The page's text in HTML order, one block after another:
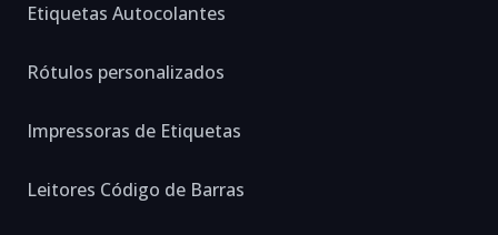
Etiquetas Autocolantes
Rótulos personalizados
Impressoras de Etiquetas
Leitores Código de Barras